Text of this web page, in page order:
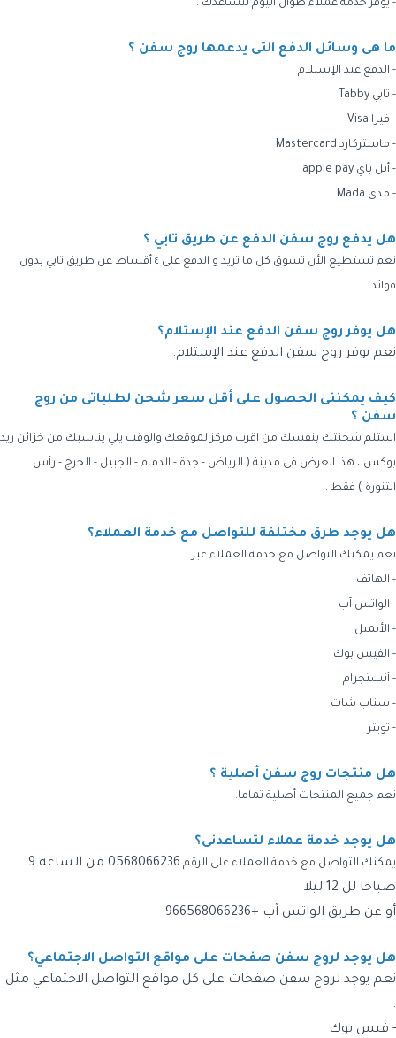
- يوفر خدمة عملاء طوال اليوم لتساعدك .
ما هى وسائل الدفع التى يدعمها روج سفن ؟
- الدفع عند الإستلام
- تابي Tabby
- فيزا Visa
- ماستركارد Mastercard
- أبل باي apple pay
- مدى Mada
هل يدفع روج سفن الدفع عن طريق تابي ؟
نعم تستطيع الأن تسوق كل ما تريد و الدفع على ٤ أقساط عن طريق تابي بدون
فوائد.
هل يوفر روج سفن الدفع عند الإستلام؟
نعم يوفر روج سفن الدفع عند الإستلام.
كيف يمكننى الحصول على أقل سعر شحن لطلباتى من روج
سفن ؟
استلم شحنتك بنفسك من اقرب مركز لموقعك والوقت يلي يناسبك من خزائن ريد
بوكس ، هذا العرض فى مدينة ( الرياض - جدة - الدمام - الجبيل - الخرج - رأس
التنورة ) فقط .
هل يوجد طرق مختلفة للتواصل مع خدمة العملاء؟
نعم يمكنك التواصل مع خدمة العملاء عبر
- الهاتف
- الواتس آب
- الأيميل
- الفيس بوك
- أنستجرام
- سناب شات
- تويتر
هل منتجات روج سفن أصلية ؟
نعم جميع المنتجات أصلية تماما.
هل يوجد خدمة عملاء لتساعدنى؟
يمكنك التواصل مع خدمة العملاء على الرقم 0568066236
من الساعة 9
صباحا لل 12 ليلا
أو عن طريق الواتس آب +966568066236
هل يوجد لروج سفن صفحات على مواقع التواصل الاجتماعي؟
نعم يوجد لروج سفن صفحات على كل مواقع التواصل الاجتماعي مثل
:
- فيس بوك